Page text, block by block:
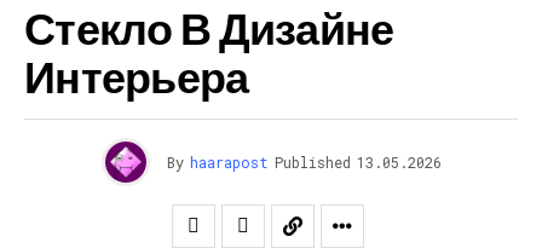
Стекло В Дизайне
Интерьера
By haarapost Published 13.05.2026